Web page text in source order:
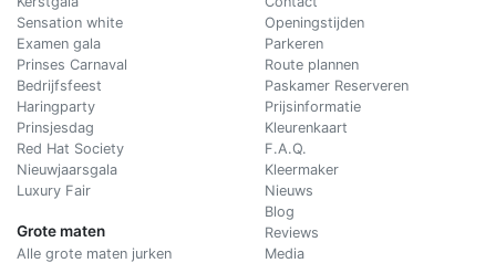
Sensation white
Examen gala
Prinses Carnaval
Bedrijfsfeest
Haringparty
Prinsjesdag
Red Hat Society
Nieuwjaarsgala
Luxury Fair
Grote maten
Alle grote maten jurken
Openingstijden
Parkeren
Route plannen
Paskamer Reserveren
Prijsinformatie
Kleurenkaart
F.A.Q.
Kleermaker
Nieuws
Blog
Reviews
Media